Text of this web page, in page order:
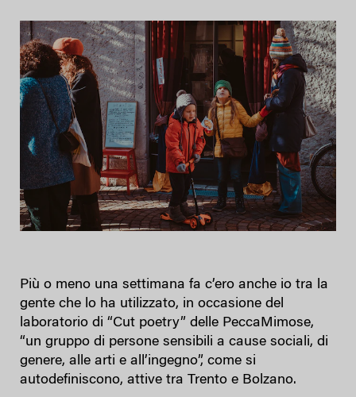
Più o meno una settimana fa c’ero anche io tra la
gente che lo ha utilizzato, in occasione del
laboratorio di “Cut poetry” delle PeccaMimose,
“un gruppo di persone sensibili a cause sociali, di
genere, alle arti e all’ingegno”, come si
autodefiniscono, attive tra Trento e Bolzano.